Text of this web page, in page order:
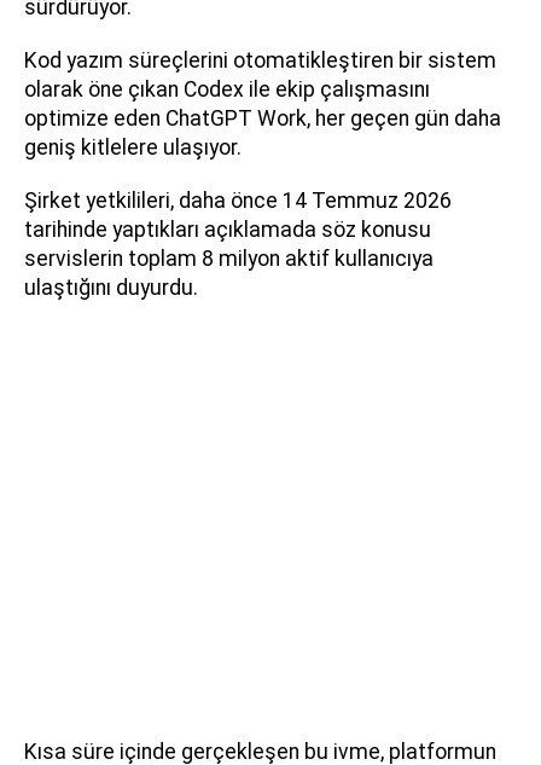
sürdürüyor.
Kod yazım süreçlerini otomatikleştiren bir sistem
olarak öne çıkan Codex ile ekip çalışmasını
optimize eden ChatGPT Work, her geçen gün daha
geniş kitlelere ulaşıyor.
Şirket yetkilileri, daha önce 14 Temmuz 2026
tarihinde yaptıkları açıklamada söz konusu
servislerin toplam 8 milyon aktif kullanıcıya
ulaştığını duyurdu.
Kısa süre içinde gerçekleşen bu ivme, platformun